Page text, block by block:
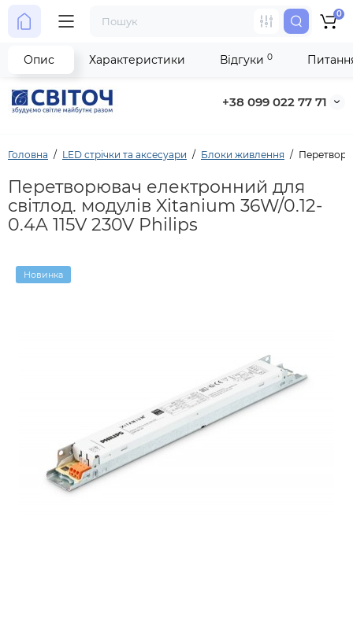
+38 099 022 77 71
0
Головна LED стрічки та аксесуари Блоки живлення
Перетворювач електронний для
світлод. модулів Xitanium 36W/0.12-
0.4A 115V 230V Philips
Новинка
Опис Характеристики Відгуки 0